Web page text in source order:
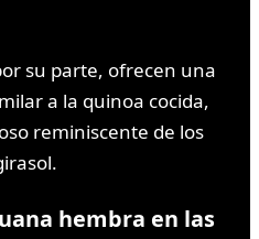
su parte, ofrecen una
a la quinoa cocida,
reminiscente de los
hembra en las